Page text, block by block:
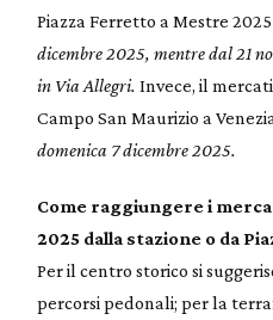
Piazza Ferretto a Mestre
dicembre 2025, mentre dal 21
in Via Allegri.Invece, il
Campo San Maurizio a
domenica 7 dicembre 2025.
Come raggiungere i
2025 dalla stazione o da
Per il centro storico si
percorsi pedonali; per la